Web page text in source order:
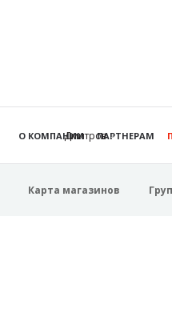
Дмитров
О КОМПАНИИ ПАРТНЕРАМ
Карта магазинов